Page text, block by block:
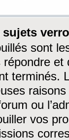
sujets
sont
répondre
terminés.
ou
vos